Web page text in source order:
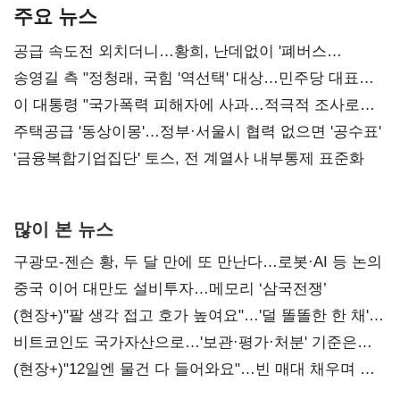
주요 뉴스
공급 속도전 외치더니…황희, 난데없이 '폐버스
리모델링' 제안
송영길 측 "정청래, 국힘 '역선택' 대상…민주당 대표로
총선 지휘 못해"
이 대통령 "국가폭력 피해자에 사과…적극적 조사로
진실 밝혀야"
주택공급 '동상이몽'…정부·서울시 협력 없으면 '공수표'
'금융복합기업집단' 토스, 전 계열사 내부통제 표준화
많이 본 뉴스
구광모-젠슨 황, 두 달 만에 또 만난다…로봇·AI 등 논의
중국 이어 대만도 설비투자…메모리 ‘삼국전쟁’
(현장+)"팔 생각 접고 호가 높여요"…'덜 똘똘한 한 채'
20억 키맞추기
비트코인도 국가자산으로…'보관·평가·처분' 기준은
숙제
(현장+)"12일엔 물건 다 들어와요"…빈 매대 채우며 문